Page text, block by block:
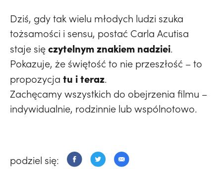
Dziś, gdy tak wielu młodych ludzi szuka
tożsamości i sensu, postać Carla Acutisa
staje sięczytelnym znakiem nadziei.
Pokazuje, że świętość to nie przeszłość – to
propozycja tu i teraz.
Zachęcamy wszystkich do obejrzenia filmu –
indywidualnie, rodzinnie lub wspólnotowo.
podziel się: